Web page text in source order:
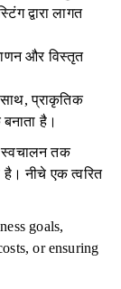
द्वारा लागत
और विस्तृत
प्राकृतिक
है।
तक
नीचे एक त्वरित
goals,
or ensuring